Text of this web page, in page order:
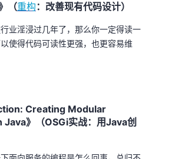
（重构 ：改善现有代码设计）
业淫浸过几年了，那么你一定得读一
使得代码可读性更强，也更容易维
Creating Modular
》（OSGi实战：用Java创